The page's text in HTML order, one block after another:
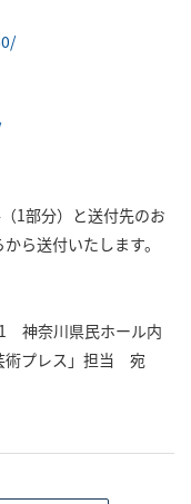
1部分）と送付先のお
ら送付いたします。
神奈川県民ホール内
術プレス」担当 宛